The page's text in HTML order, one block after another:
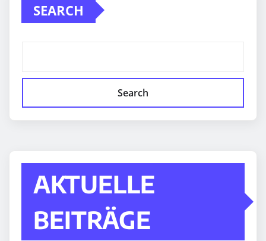
SEARCH
Search
AKTUELLE
BEITRÄGE